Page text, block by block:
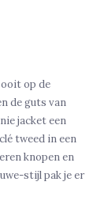
op de
de guts van
jacket een
tweed in een
knopen en
stijl pak je er